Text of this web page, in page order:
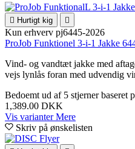
 Hurtigt kig 
Kun erhverv pj6445-2026
ProJob Funktionel 3-i-1 Jakke
Vind- og vandtæt jakke med
vejs lynlås foran med udvendig
Bedoemt ud af 5 stjerner baseret
1,389.00 DKK
Vis varianterMere
Skriv på ønskelisten